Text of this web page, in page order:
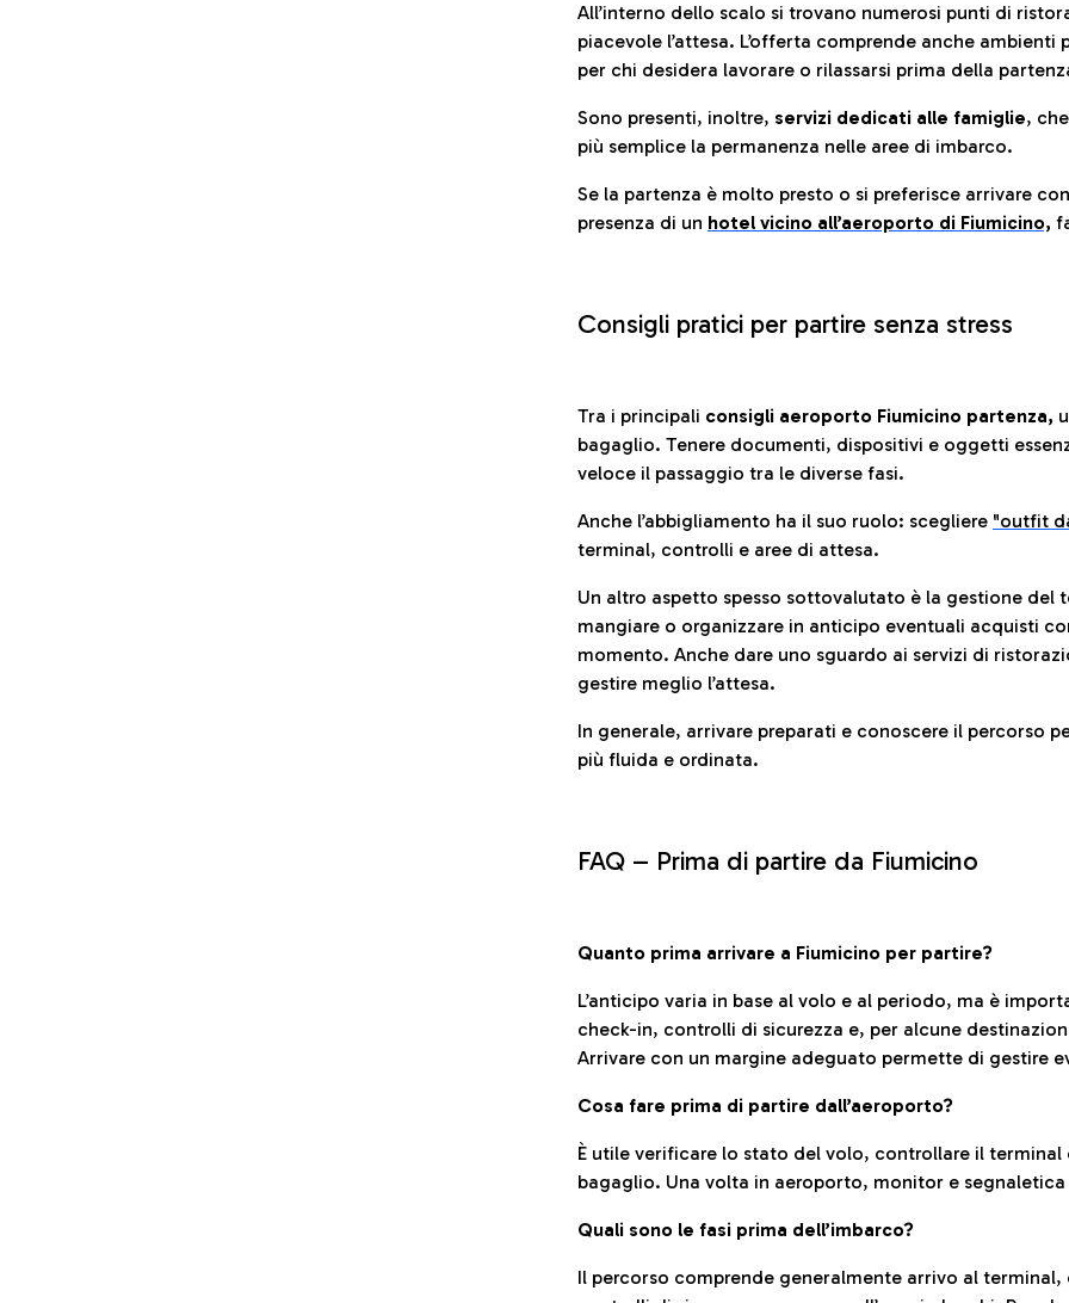
All’interno dello scalo si trovano numerosi punti di
piacevole l’attesa. L’offerta comprende anche ambienti
per chi desidera lavorare o rilassarsi prima della
Sono presenti, inoltre, servizi dedicati alle famiglie,
più semplice la permanenza nelle aree di imbarco.
Se la partenza è molto presto o si preferisce arrivare
presenza di un hotel vicino all’aeroporto di Fiumicino,
Consigli pratici per partire senza stress
Tra i principali consigli aeroporto Fiumicino partenza,
bagaglio. Tenere documenti, dispositivi e oggetti
veloce il passaggio tra le diverse fasi.
Anche l’abbigliamento ha il suo ruolo: scegliere "outfit
terminal, controlli e aree di attesa.
Un altro aspetto spesso sottovalutato è la gestione del
mangiare o organizzare in anticipo eventuali acquisti
momento. Anche dare uno sguardo ai servizi di
gestire meglio l’attesa.
In generale, arrivare preparati e conoscere il percorso
più fluida e ordinata.
FAQ – Prima di partire da Fiumicino
Quanto prima arrivare a Fiumicino per partire?
L’anticipo varia in base al volo e al periodo, ma è
check-in, controlli di sicurezza e, per alcune
Arrivare con un margine adeguato permette di gestire
Cosa fare prima di partire dall’aeroporto?
È utile verificare lo stato del volo, controllare il
bagaglio. Una volta in aeroporto, monitor e
Quali sono le fasi prima dell’imbarco?
Il percorso comprende generalmente arrivo al